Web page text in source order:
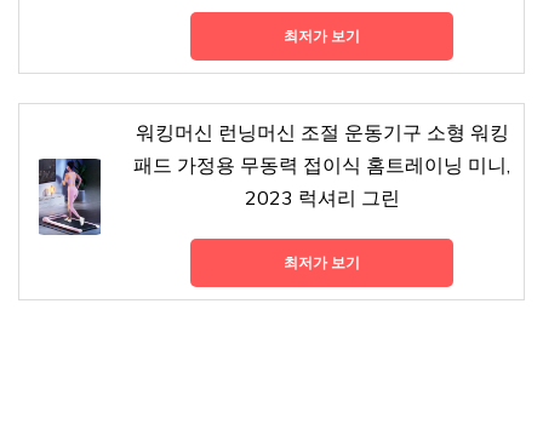
최저가 보기
워킹머신 런닝머신 조절 운동기구 소형 워킹
패드 가정용 무동력 접이식 홈트레이닝 미니,
2023 럭셔리 그린
최저가 보기